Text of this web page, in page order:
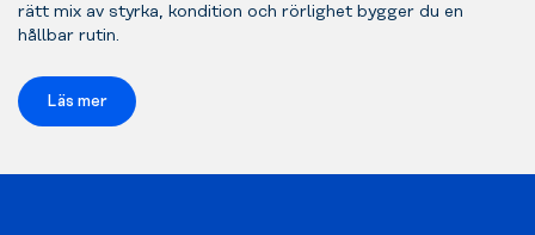
rätt mix av styrka, kondition och rörlighet bygger du en
hållbar rutin.
Läs mer